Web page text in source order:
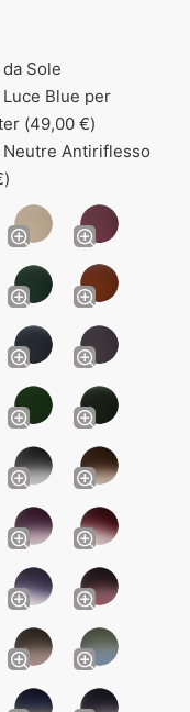
Sole
Blue per
(49,00 €)
Neutre Antiriflesso
)